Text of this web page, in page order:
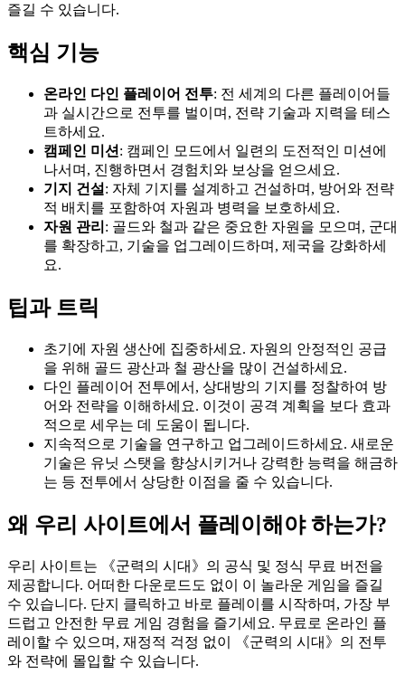
즐길 수 있습니다.
핵심 기능
온라인 다인 플레이어 전투: 전 세계의 다른 플레이어들
과 실시간으로 전투를 벌이며, 전략 기술과 지력을 테스
트하세요.
캠페인 미션 : 캠페인 모드에서 일련의 도전적인 미션에
나서며, 진행하면서 경험치와 보상을 얻으세요.
기지 건설 : 자체 기지를 설계하고 건설하며, 방어와 전략
적 배치를 포함하여 자원과 병력을 보호하세요.
자원 관리 : 골드와 철과 같은 중요한 자원을 모으며, 군대
를 확장하고, 기술을 업그레이드하며, 제국을 강화하세
요.
팁과 트릭
초기에 자원 생산에 집중하세요. 자원의 안정적인 공급
을 위해 골드 광산과 철 광산을 많이 건설하세요.
다인 플레이어 전투에서, 상대방의 기지를 정찰하여 방
어와 전략을 이해하세요. 이것이 공격 계획을 보다 효과
적으로 세우는 데 도움이 됩니다.
지속적으로 기술을 연구하고 업그레이드하세요. 새로운
기술은 유닛 스탯을 향상시키거나 강력한 능력을 해금하
는 등 전투에서 상당한 이점을 줄 수 있습니다.
왜 우리 사이트에서 플레이해야 하는가?
우리 사이트는 《군력의 시대》의 공식 및 정식 무료 버전을
제공합니다. 어떠한 다운로드도 없이 이 놀라운 게임을 즐길
수 있습니다. 단지 클릭하고 바로 플레이를 시작하며, 가장 부
드럽고 안전한 무료 게임 경험을 즐기세요. 무료로 온라인 플
레이할 수 있으며, 재정적 걱정 없이 《군력의 시대》의 전투
와 전략에 몰입할 수 있습니다.